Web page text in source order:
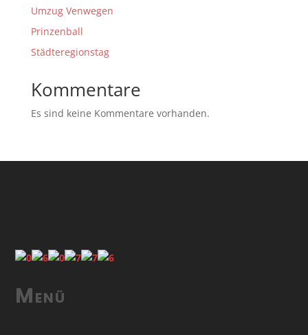
Umzug Venwegen
Prinzenball
Städteregionstag
Kommentare
Es sind keine Kommentare vorhanden.
Menü